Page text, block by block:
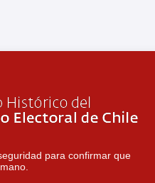
para confirmar que